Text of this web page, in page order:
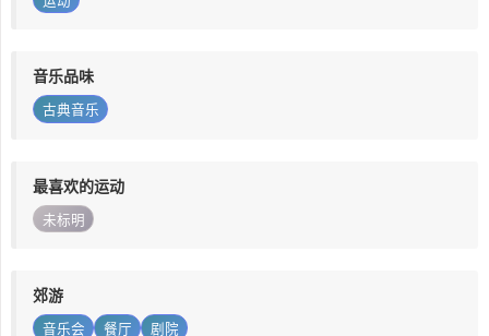
音乐品味
古典音乐
最喜欢的运动
未标明
郊游
音乐会 餐厅 剧院